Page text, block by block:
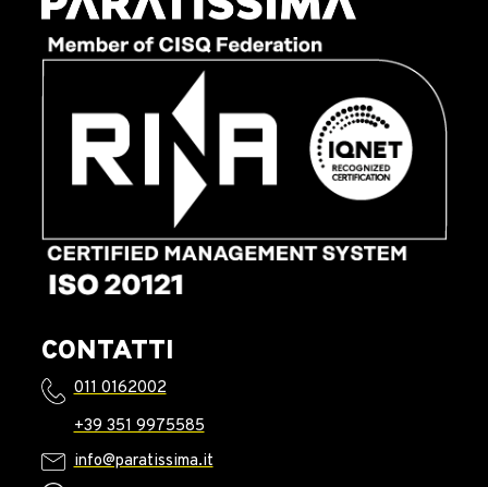
CONTATTI
011 0162002
+39 351 9975585
info@paratissima.it